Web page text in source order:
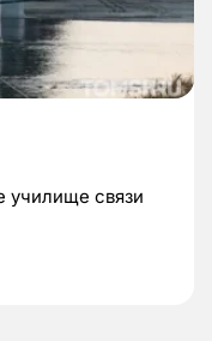
училище связи